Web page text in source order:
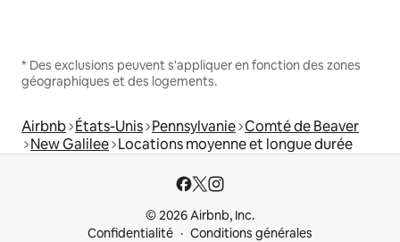
* Des exclusions peuvent s'appliquer en fonction des zones
géographiques et des logements.
Airbnb États-Unis Pennsylvanie Comté de Beaver
New Galilee Locations moyenne et longue durée
© 2026 Airbnb, Inc.
Confidentialité
Conditions générales